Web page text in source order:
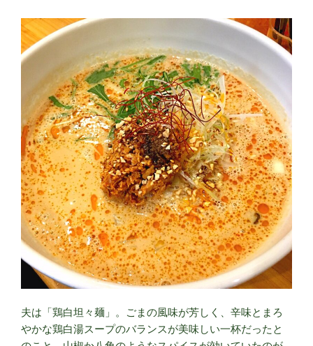
夫は「鶏白坦々麺」。ごまの風味が芳しく、辛味とまろ
やかな鶏白湯スープのバランスが美味しい一杯だったと